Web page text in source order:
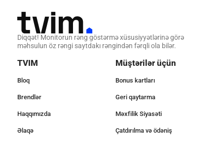
Diqqət! Monitorun rəng göstərmə xüsusiyyətlərinə görə
məhsulun öz rəngi saytdakı rəngindən fərqli ola bilər.
TVIM
Bloq
Brendlər
Haqqımızda
Əlaqə
Müştərilər üçün
Bonus kartları
Geri qaytarma
Məxfilik Siyasəti
Çatdırılma və ödəniş